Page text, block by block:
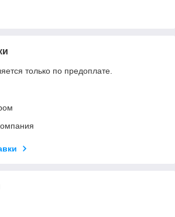
только по предоплате.